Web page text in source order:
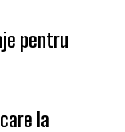
pentru
la